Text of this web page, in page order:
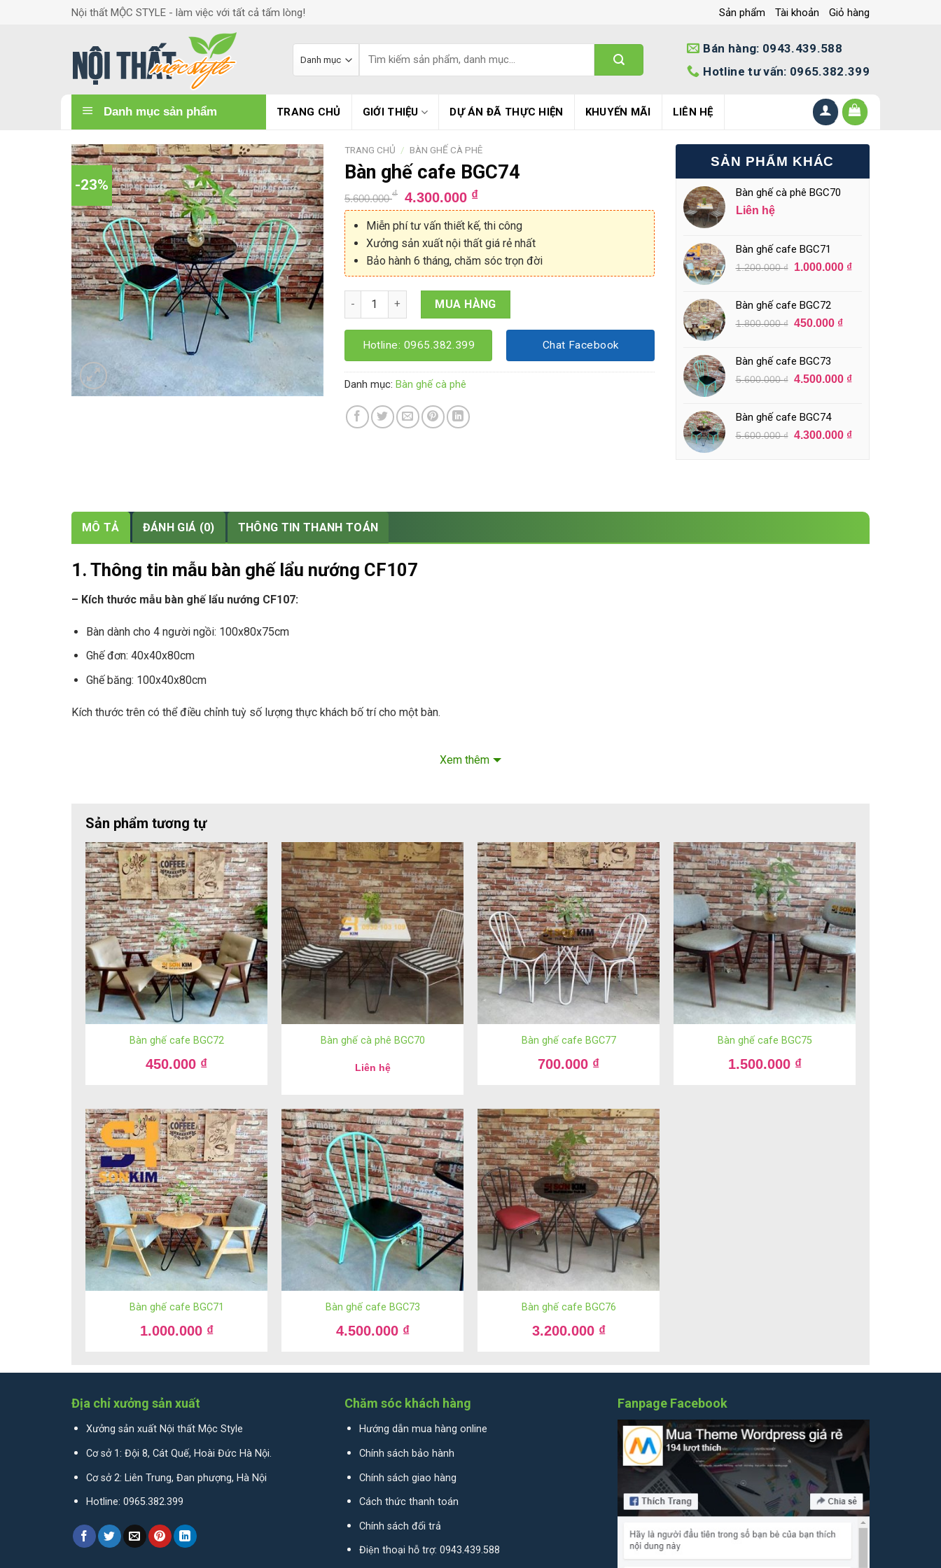
Nội thất MỘC STYLE - làm việc với tất cả tấm lòng! Sản phẩm Tài khoản Giỏ hàng
m
ế
Bán hàng: 0943.439.588
Hotline tư vấn: 0965.382.399
Danh mục sản phẩm TRANG CHỦ GIỚI THIỆU DỰ ÁN ĐÃ THỰC HIỆN KHUYẾN MÃI LIÊN HỆ
-23%
TRANG CHỦ / BÀN GHẾ CÀ PHÊ
Bàn ghế cafe BGC74
5.600.000₫ 4.300.000 ₫
Miễn phí tư vấn thiết kế, thi công
Xưởng sản xuất nội thất giá rẻ nhất
Bảo hành 6 tháng, chăm sóc trọn đời
Bàn ghế cafe BGC74 số lượng
MUA HÀNG
Hotline: 0965.382.399 Chat Facebook
Danh mục: Bàn ghế cà phê
SẢN PHẨM KHÁC
Bàn ghế cà phê BGC70
Liên hệ
Bàn ghế cafe BGC71
1.200.000₫ 1.000.000 ₫
Bàn ghế cafe BGC72
1.800.000₫ 450.000 ₫
Bàn ghế cafe BGC73
5.600.000₫ 4.500.000 ₫
Bàn ghế cafe BGC74
5.600.000₫ 4.300.000 ₫
MÔ TẢ ĐÁNH GIÁ (0) THÔNG TIN THANH TOÁN
1. Thông tin mẫu bàn ghế lẩu nướng CF107
– Kích thước mẫu bàn ghế lẩu nướng CF107:
Bàn dành cho 4 người ngồi: 100x80x75cm
Ghế đơn: 40x40x80cm
Ghế băng: 100x40x80cm
Kích thước trên có thể điều chỉnh tuỳ số lượng thực khách bố trí cho một bàn.
– Thiết kế sử dụng cho bộ bàn ghế lẩu nướng CF107:
Mang đậm phong cách công nghiệp với những nét vuông vức, khoẻ khoắn từ chất liệu gỗ và sắt. CF107 phù hợp nhất cho những quán ăn bình dân, quán lẩu nướng
phong cách vỉa hè bụi bặm, chát lừ.
Bàn được thiết kế 2 chân hoặc 4 chân tuỳ theo yêu cầu của khách hàng. Với thiết kế 4 chân thông dụng bàn lẩu nướng có vẻ vững chãi hơn, tuy nhiên đây là mẫu
khá thông dụng. Nếu bạn muốn chúng có phần độc đáo ấn tượng hơn hãy sử dụng thiết kế 2 chân với nét đẹp sang trọng. Mặt bàn được khoét lỗ đặt bếp âm bàn
theo đúng tiêu chuẩn kỹ thuật của bếp nướng.
Bàn ghế lẩu nướng CF107 đẹp giá rẻ, tiết kiệm chi phí đầu tư cho quán lẩu nướng
2. Ưu điểm của bộ bàn ghế lẩu nướng CF107:
Có thể nói CF107 là mẫu bàn ghế dành cho quán lẩu nướng giá rẻ nhất và được sử dụng nhiều nhất. Với nhóm khách hàng hướng tới là giới văn phòng, gia đình,
nhóm ăn nhậu có mức thu nhập trung bình thì đây là lựa chọn không thể tốt hơn.
Thiết kế đẹp mộc mạc, giản dị đúng phong cách.
Mua theme wordpress Nội thất
Style để nhận được sản phẩm với giá rẻ nhất, chất lượng tốt nhất cungg chính sách bảo
hành, chăm sóc tận tâm. Số Hotline liên hệ:
Xem thêm
Sản phẩm tương tự
Bàn ghế cafe BGC72
450.000 ₫
Bàn ghế cà phê BGC70
Liên hệ
Bàn ghế cafe BGC77
700.000 ₫
Bàn ghế cafe BGC75
1.500.000 ₫
Bàn ghế cafe BGC71
1.000.000 ₫
Bàn ghế cafe BGC73
4.500.000 ₫
Bàn ghế cafe BGC76
3.200.000 ₫
Địa chỉ xưởng sản xuất
Xưởng sản xuất Nội thất Mộc Style
Cơ sở 1: Đội 8, Cát Quế, Hoài Đức Hà Nội.
Cơ sở 2: Liên Trung, Đan phượng, Hà Nội
Hotline: 0965.382.399
Chăm sóc khách hàng
Hướng dẫn mua hàng online
Chính sách bảo hành
Chính sách giao hàng
Cách thức thanh toán
Chính sách đổi trả
Điện thoại hỗ trợ: 0943.439.588
Fanpage Facebook